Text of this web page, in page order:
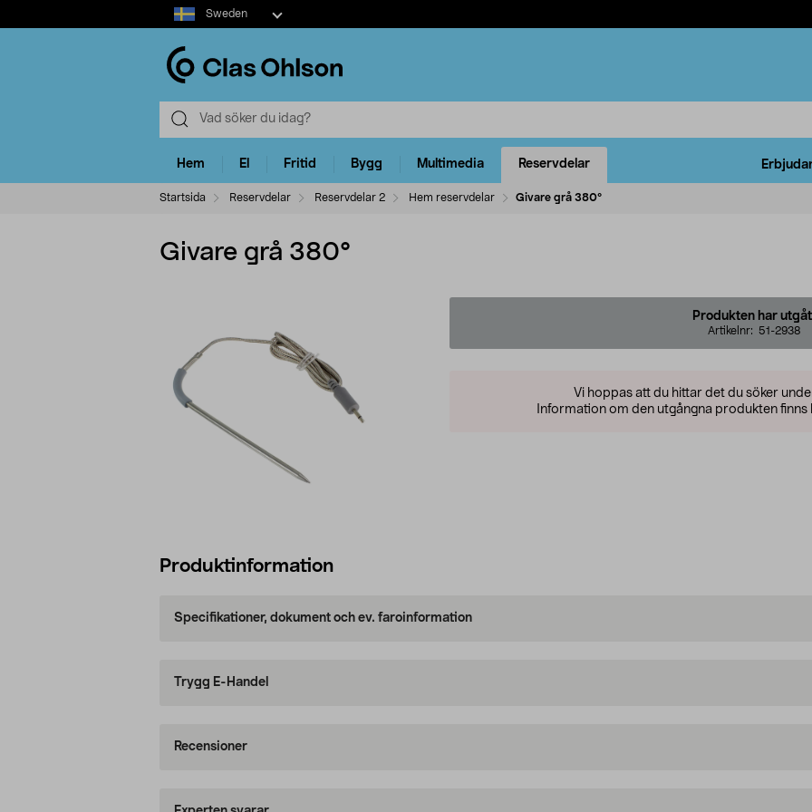
Select
market
Sweden
Hem El Fritid Bygg Multimedia Reservdelar
Startsida Reservdelar Reservdelar 2 Hem reservdelar Givare grå 380°
Givare grå 380°
Produkten har
Artikelnr: 51-2938
Vi hoppas att du hittar det du söker
Information om den utgångna produkten finns
Produktinformation
Specifikationer, dokument och ev. faroinformation
Trygg E-Handel
Recensioner